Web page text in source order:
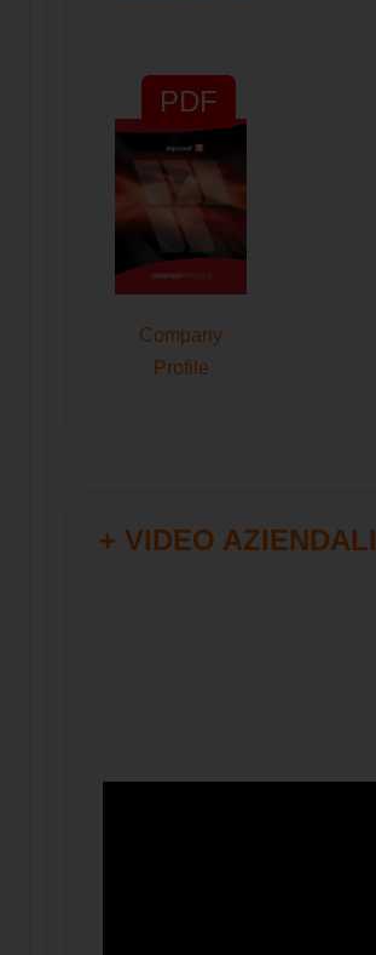
PDF
Company
Profile
+ VIDEO AZIENDALI